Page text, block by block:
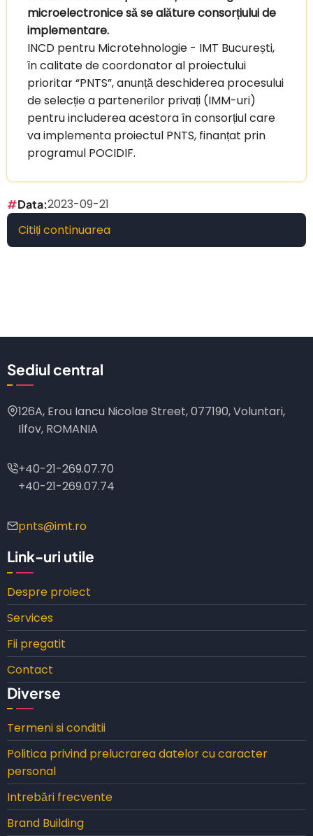
microelectronice să se alăture consorțiului de
implementare.
INCD pentru Microtehnologie - IMT București,
în calitate de coordonator al proiectului
prioritar “PNTS”, anunță deschiderea procesului
de selecție a partenerilor privați (IMM-uri)
pentru includerea acestora în consorțiul care
va implementa proiectul PNTS, finanțat prin
programul POCIDIF.
Data 2023-09-21
Citiți continuarea
Platforma
-
de
Sediul central
126A, Erou Iancu Nicolae Street, 077190, Voluntari,
Ilfov, ROMANIA
+40-21-269.07.70
+40-21-269.07.74
pnts@imt.ro
Link-uri utile
Despre proiect
Services
Fii pregatit
Contact
Diverse
Termeni si conditii
Politica privind prelucrarea datelor cu caracter
personal
Intrebări frecvente
Brand Building